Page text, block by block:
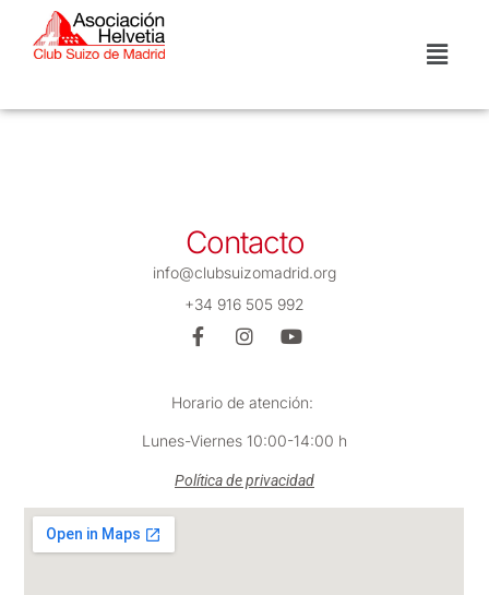
Contacto
info@clubsuizomadrid.org
+34 916 505 992
Horario de atención:
Lunes-Viernes 10:00-14:00 h
Política de privacidad